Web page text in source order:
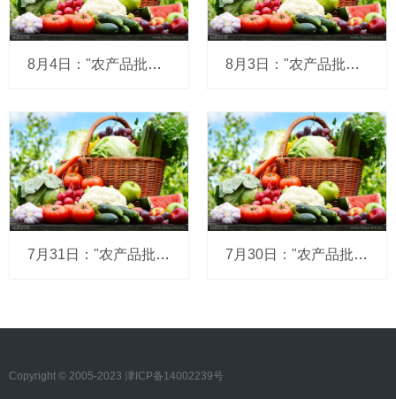
8月4日："农产品批发价格200指数"比昨天上升0.10个点 8月3日："农产品批发价格200指数"比上周五下降0.29个点
7月31日："农产品批发价格200指数"比昨天下降0.30个点 7月30日："农产品批发价格200指数"比昨天上升0.12个点
Copyright © 2005-2023 津ICP备14002239号